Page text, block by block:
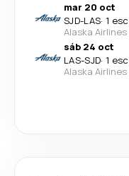
mar 20 oct
SJD-LAS· 1
Alaska Airlines
sáb 24 oct
LAS-SJD· 1
Alaska Airlines